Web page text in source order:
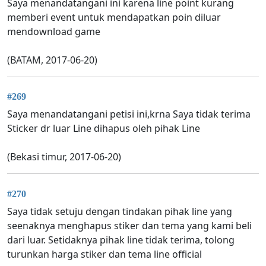
Saya menandatangani ini karena line point kurang
memberi event untuk mendapatkan poin diluar
mendownload game
(BATAM, 2017-06-20)
#269
Saya menandatangani petisi ini,krna Saya tidak terima
Sticker dr luar Line dihapus oleh pihak Line
(Bekasi timur, 2017-06-20)
#270
Saya tidak setuju dengan tindakan pihak line yang
seenaknya menghapus stiker dan tema yang kami beli
dari luar. Setidaknya pihak line tidak terima, tolong
turunkan harga stiker dan tema line official